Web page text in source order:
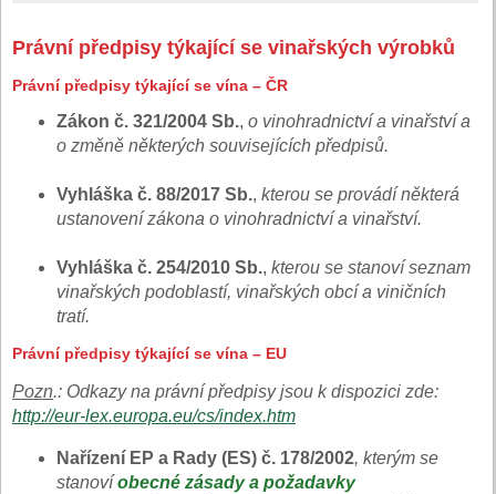
Právní předpisy týkající se vinařských výrobků
Právní předpisy týkající se vína – ČR
Zákon č. 321/2004 Sb., o vinohradnictví a vinařství a
o změně některých souvisejících předpisů.
Vyhláška č. 88/2017 Sb., kterou se provádí některá
ustanovení zákona o vinohradnictví a vinařství.
Vyhláška č. 254/2010 Sb., kterou se stanoví seznam
vinařských podoblastí, vinařských obcí a viničních
tratí.
Právní předpisy týkající se vína – EU
Pozn.: Odkazy na právní předpisy jsou k dispozici zde:
http://eur-lex.europa.eu/cs/index.htm
Nařízení EP a Rady (ES) č. 178/2002, kterým se
stanoví obecné zásady a požadavky